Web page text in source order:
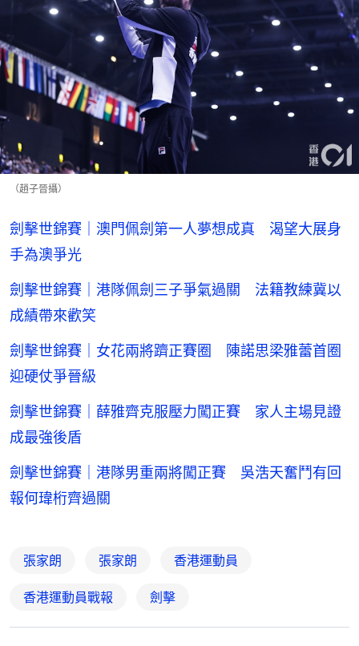
（趙子晉攝）
劍擊世錦賽｜澳門佩劍第一人夢想成真 渴望大展身
手為澳爭光
劍擊世錦賽｜港隊佩劍三子爭氣過關 法籍教練冀以
成績帶來歡笑
劍擊世錦賽｜女花兩將躋正賽圈 陳諾思梁雅蕾首圈
迎硬仗爭晉級
劍擊世錦賽｜薛雅齊克服壓力闖正賽 家人主場見證
成最強後盾
劍擊世錦賽｜港隊男重兩將闖正賽 吳浩天奮鬥有回
報何瑋桁齊過關
張家朗 張家朗 香港運動員
香港運動員戰報 劍擊